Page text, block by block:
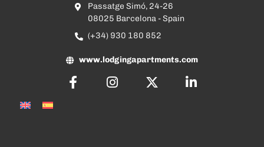
Passatge Simó, 24-26
08025 Barcelona - Spain
(+34) 930 180 852
www.lodgingapartments.com